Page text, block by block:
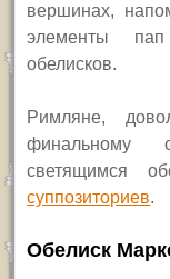
вершинах,
элементы
обелисков.
Римляне,
финальному
светящимся
суппозиториев.
Обелиск